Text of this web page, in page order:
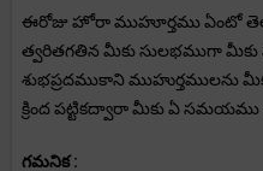
ఈరోజు హోరా ముహూర్తము ఏంటో
త్వరితగతిన మీకు సులభముగా
శుభప్రదముకాని ముహుర్తములను
క్రింద పట్టికద్వారా మీకు ఏ సమయము
గమనిక :